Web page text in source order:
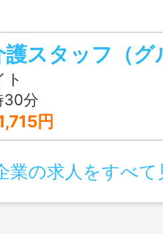
ト
30分
円
業の求人をすべて